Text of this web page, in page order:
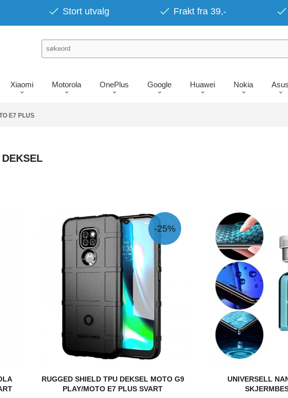
Stort utvalg Frakt fra 39,-
Xiaomi Motorola OnePlus Google Huawei Nokia Asus
E7 PLUS
RUGGED SHIELD TPU DEKSEL MOTO G9
PLAY/MOTO E7 PLUS SVART
-25%
UNIVERSELL